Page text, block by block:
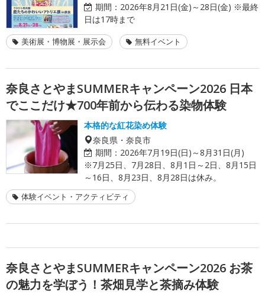
期間： 2026年8月21日(金)～28日(金) ※最終
日は17時まで
美術展・博物展・展示会 無料イベント
奈良さとやまSUMMERキャンペーン2026 日本
でここだけ★700年前から伝わる染物体験
本格的な紅花染め体験
奈良県・奈良市
期間： 2026年7月19日(日)～8月31日(月)
※7月25日、7月28日、8月1日～2日、8月15日
～16日、8月23日、8月28日は休み。
体験イベント・アクティビティ
奈良さとやまSUMMERキャンペーン2026 お茶
の魅力を学ぼう！茶畑見学と茶摘み体験